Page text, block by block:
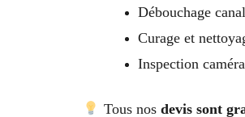
Débouchage
Curage et
Inspection
Tous nos devis sont